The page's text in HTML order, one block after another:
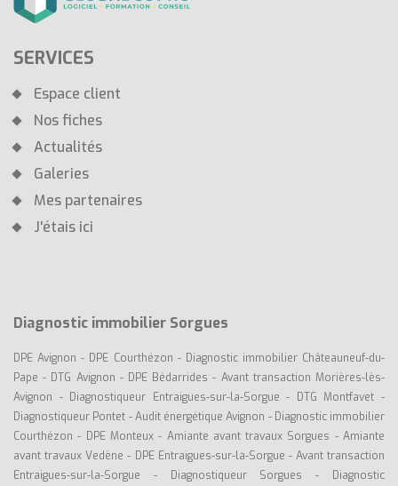
SERVICES
Espace client
Nos fiches
Actualités
Galeries
Mes partenaires
J'étais ici
Diagnostic immobilier Sorgues
DPE Avignon - DPE Courthézon - Diagnostic immobilier Châteauneuf-du-
Pape - DTG Avignon - DPE Bédarrides- Avant transaction Morières-lès-
Avignon - Diagnostiqueur Entraigues-sur-la-Sorgue - DTG Montfavet -
Diagnostiqueur Pontet -Audit énergétique Avignon - Diagnostic immobilier
Courthézon- DPE Monteux- Amiante avant travaux Sorgues -Amiante
avant travaux Vedène- DPE Entraigues-sur-la-Sorgue - Avant transaction
Entraigues-sur-la-Sorgue - Diagnostiqueur Sorgues -
Diagnostic